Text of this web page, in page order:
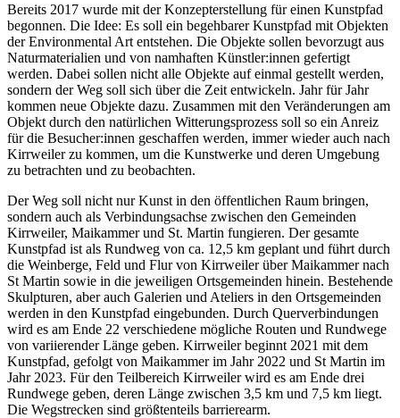
Bereits 2017 wurde mit der Konzepterstellung für einen Kunstpfad
begonnen. Die Idee: Es soll ein begehbarer Kunstpfad mit Objekten
der Environmental Art entstehen. Die Objekte sollen bevorzugt aus
Naturmaterialien und von namhaften Künstler:innen gefertigt
werden. Dabei sollen nicht alle Objekte auf einmal gestellt werden,
sondern der Weg soll sich über die Zeit entwickeln. Jahr für Jahr
kommen neue Objekte dazu. Zusammen mit den Veränderungen am
Objekt durch den natürlichen Witterungsprozess soll so ein Anreiz
für die Besucher:innen geschaffen werden, immer wieder auch nach
Kirrweiler zu kommen, um die Kunstwerke und deren Umgebung
zu betrachten und zu beobachten.
Der Weg soll nicht nur Kunst in den öffentlichen Raum bringen,
sondern auch als Verbindungsachse zwischen den Gemeinden
Kirrweiler, Maikammer und St. Martin fungieren. Der gesamte
Kunstpfad ist als Rundweg von ca. 12,5 km geplant und führt durch
die Weinberge, Feld und Flur von Kirrweiler über Maikammer nach
St Martin sowie in die jeweiligen Ortsgemeinden hinein. Bestehende
Skulpturen, aber auch Galerien und Ateliers in den Ortsgemeinden
werden in den Kunstpfad eingebunden. Durch Querverbindungen
wird es am Ende 22 verschiedene mögliche Routen und Rundwege
von variierender Länge geben. Kirrweiler beginnt 2021 mit dem
Kunstpfad, gefolgt von Maikammer im Jahr 2022 und St Martin im
Jahr 2023. Für den Teilbereich Kirrweiler wird es am Ende drei
Rundwege geben, deren Länge zwischen 3,5 km und 7,5 km liegt.
Die Wegstrecken sind größtenteils barrierearm.